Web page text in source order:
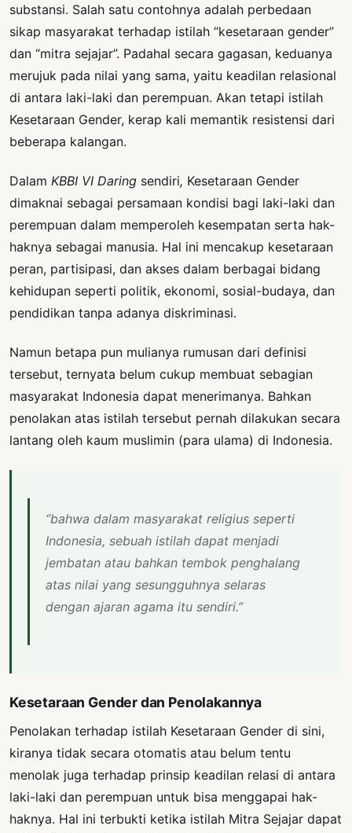
substansi. Salah satu contohnya adalah perbedaan
sikap masyarakat terhadap istilah “kesetaraan gender”
dan “mitra sejajar”. Padahal secara gagasan, keduanya
merujuk pada nilai yang sama, yaitu keadilan relasional
di antara laki-laki dan perempuan. Akan tetapi istilah
Kesetaraan Gender, kerap kali memantik resistensi dari
beberapa kalangan.
Dalam KBBI VI Daring sendiri, Kesetaraan Gender
dimaknai sebagai persamaan kondisi bagi laki-laki dan
perempuan dalam memperoleh kesempatan serta hak-
haknya sebagai manusia. Hal ini mencakup kesetaraan
peran, partisipasi, dan akses dalam berbagai bidang
kehidupan seperti politik, ekonomi, sosial-budaya, dan
pendidikan tanpa adanya diskriminasi.
Namun betapa pun mulianya rumusan dari definisi
tersebut, ternyata belum cukup membuat sebagian
masyarakat Indonesia dapat menerimanya. Bahkan
penolakan atas istilah tersebut pernah dilakukan secara
lantang oleh kaum muslimin (para ulama) di Indonesia.
“bahwa dalam masyarakat religius seperti
Indonesia, sebuah istilah dapat menjadi
jembatan atau bahkan tembok penghalang
atas nilai yang sesungguhnya selaras
dengan ajaran agama itu sendiri.”
Kesetaraan Gender dan Penolakannya
Penolakan terhadap istilah Kesetaraan Gender di sini,
kiranya tidak secara otomatis atau belum tentu
menolak juga terhadap prinsip keadilan relasi di antara
laki-laki dan perempuan untuk bisa menggapai hak-
haknya. Hal ini terbukti ketika istilah Mitra Sejajar dapat